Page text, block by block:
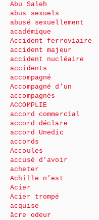
Abu Saleh
abus sexuels
abusé sexuellement
académique
Accident ferroviaire
accident majeur
accident nucléaire
accidents
accompagné
Accompagné d’un
accompagnés
ACCOMPLIE
accord commercial
accord déclare
accord Unedic
accords
Accoules
accusé d’avoir
acheter
Achille n’est
Acier
Acier trompé
acquise
âcre odeur